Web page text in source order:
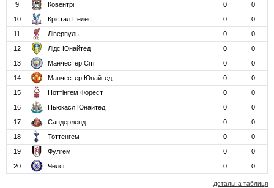
9
Ковентрі 0
0
10
Крістал Пелес 0
0
11
Ліверпуль 0
0
12
Лідс Юнайтед 0
0
13
Манчестер Сіті 0
0
14
Манчестер Юнайтед 0
0
15
Ноттінгем Форест 0
0
16
Ньюкасл Юнайтед 0
0
17
Сандерленд 0
0
18
Тоттенгем 0
0
19
Фулгем 0
0
20
Челсі 0 0
детальна таблиця